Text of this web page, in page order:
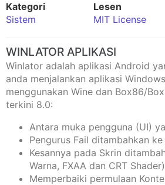
Kategori
Sistem
Lesen
MIT License
WINLATOR APLIKASI
Winlator adalah aplikasi Android
anda menjalankan aplikasi
menggunakan Wine dan Box86/
terkini 8.0:
Antara muka pengguna (UI)
Pengurus Fail ditambahkan
Kesannya pada Skrin
Warna, FXAA dan CRT Shader)
Memperbaiki permulaan